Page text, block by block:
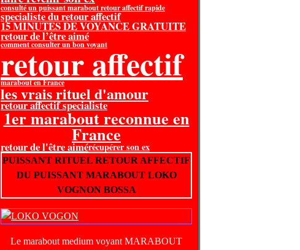
consulté un puissant marabout retour affectif rapide
specialiste du retour affectif
15 MINUTES DE VOYANCE GRATUITE
retour de l’être aimé
comment consulter un bon voyant
retour affectif
marabout en France
les vrais rituel d'amour
retour affectif specialiste
1er marabout reconnue en
France
retour de l'être aimérécupérer son ex
PUISSANT RITUEL RETOUR AFFECTIF
DU PUISSANT MARABOUT LOKO
VOGNON BOSSA
Le marabout medium voyant MARABOUT